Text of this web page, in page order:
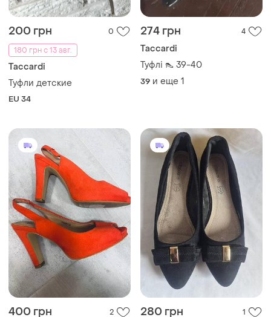
200 грн
0
180 грн с 13 авг.
Taccardi
Туфли детские
EU 34
274 грн 4
Taccardi
Туфлі 👠 39-40
39 и еще 1
400 грн 2 280 грн 1